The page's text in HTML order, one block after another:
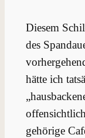
Diesem
des
hätte ich
gehörige